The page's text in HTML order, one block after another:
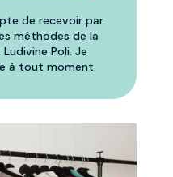
de recevoir par
méthodes de la
Poli. Je
à tout moment.